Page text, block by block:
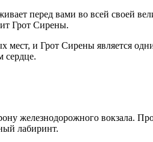
перед вами во всей своей
Грот Сирены.
мест, и Грот Сирены является
сердце.
железнодорожного вокзала.
лабиринт.